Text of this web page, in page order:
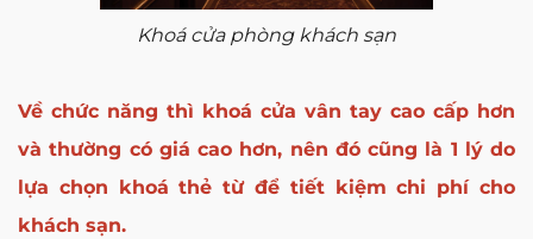
Khoá cửa phòng khách sạn
Về chức năng thì khoá cửa vân tay cao cấp hơn
và thường có giá cao hơn, nên đó cũng là 1 lý do
lựa chọn khoá thẻ từ để tiết kiệm chi phí cho
khách sạn.